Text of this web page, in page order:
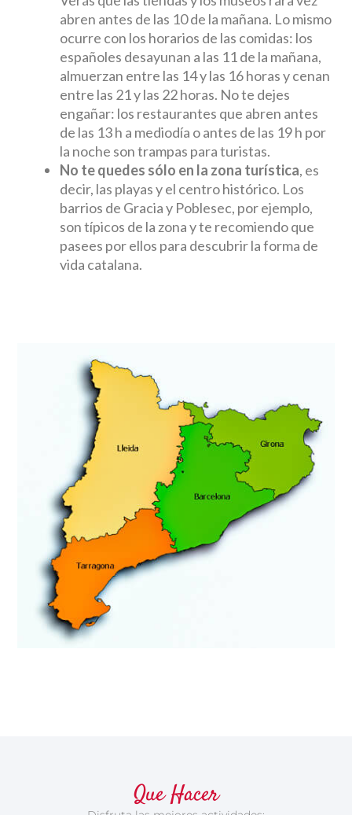
abren antes de las 10 de la mañana. Lo mismo
ocurre con los horarios de las comidas: los
españoles desayunan a las 11 de la mañana,
almuerzan entre las 14 y las 16 horas y cenan
entre las 21 y las 22 horas. No te dejes
engañar: los restaurantes que abren antes
de las 13 h a mediodía o antes de las 19 h por
la noche son trampas para turistas.
No te quedes sólo en la zona turística, es
decir, las playas y el centro histórico. Los
barrios de Gracia y Poblesec, por ejemplo,
son típicos de la zona y te recomiendo que
pasees por ellos para descubrir la forma de
vida catalana.
Que Hacer